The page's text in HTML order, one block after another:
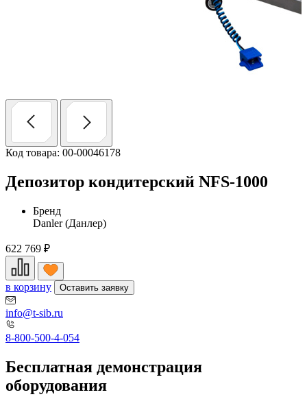
Код товара: 00-00046178
Депозитор кондитерский NFS-1000
Бренд
Danler (Данлер)
622 769 ₽
в корзину Оставить заявку
info@t-sib.ru
8-800-500-4-054
Бесплатная демонстрация
оборудования